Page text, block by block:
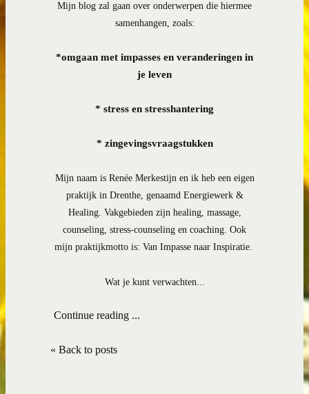
Mijn blog zal gaan over onderwerpen die hiermee
samenhangen, zoals:
*omgaan met impasses en veranderingen in
je leven
* stress en stresshantering
* zingevingsvraagstukken
Mijn naam is Renée Merkestijn en ik heb een eigen
praktijk in Drenthe, genaamd Energiewerk &
Healing. Vakgebieden zijn healing, massage,
counseling, stress-counseling en coaching. Ook
mijn praktijkmotto is: Van Impasse naar Inspiratie.
Wat je kunt verwachten...
Continue reading ...
« Back to posts